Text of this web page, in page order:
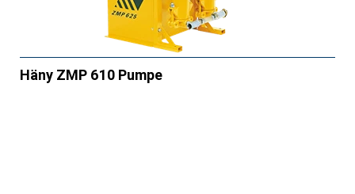
Häny ZMP 610 Pumpe